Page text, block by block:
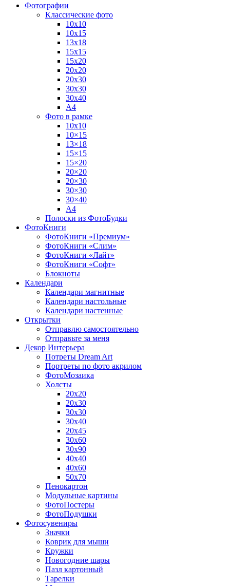
Фотографии
Классические фото
10х10
10х15
13х18
15х15
15х20
20х20
20х30
30х30
30х40
А4
Фото в рамке
10х10
10×15
13×18
15×15
15×20
20×20
20×30
30×30
30×40
A4
Полоски из ФотоБудки
ФотоКниги
ФотоКниги «Премиум»
ФотоКниги «Слим»
ФотоКниги «Лайт»
ФотоКниги «Софт»
Блокноты
Календари
Календари магнитные
Календари настольные
Календари настенные
Открытки
Отправлю самостоятельно
Отправьте за меня
Декор Интерьера
Потреты Dream Art
Портреты по фото акрилом
ФотоМозаика
Холсты
20х20
20х30
30х30
30х40
20х45
30х60
30х90
40х40
40х60
50х70
Пенокартон
Модульные картины
ФотоПостеры
ФотоПодушки
Фотоcувениры
Значки
Коврик для мыши
Кружки
Новогодние шары
Пазл картонный
Тарелки